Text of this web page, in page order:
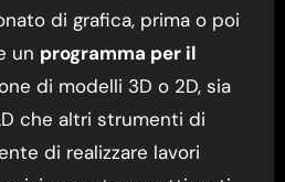
di grafica, prima o poi
un programma per il
di modelli 3D o 2D, sia
che altri strumenti di
di realizzare lavori